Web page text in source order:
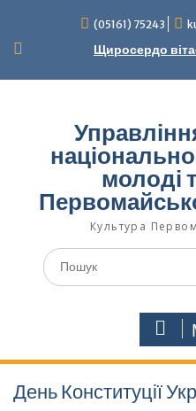
вмісту
(05161) 75243
Щиросердо
молоді
Культура
Шукати:
День Конституції